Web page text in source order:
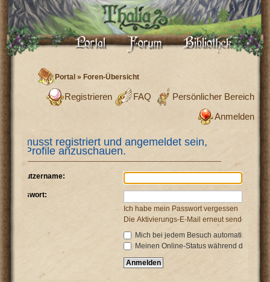
Portal »Foren-Übersicht
Persönlicher Bereich
FAQ
Registrieren
Anmelden
Du musst registriert und angemeldet sein,
um Profile anzuschauen.
Benutzername:
Passwort:
Ich habe mein Passwort vergessen
Die Aktivierungs-E-Mail erneut senden
Mich bei jedem Besuch automatisch
Meinen Online-Status während dieser